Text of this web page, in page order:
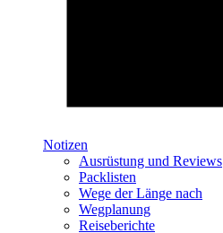
Notizen
Ausrüstung und Reviews
Packlisten
Wege der Länge nach
Wegplanung
Reiseberichte